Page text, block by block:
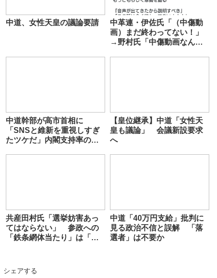
中道、女性天皇の議論要請
中革連・伊佐氏「（中傷動
画）まだ終わってない！」
→野村氏「中傷動画なんて
中道幹部が高市首相に
「SNSと維新を重視しすぎ
たツケだ」内閣支持率の大
【皇位継承】中道「女性天
皇も議論」 会議新設要求
へ
共産田村氏「選挙妨害あっ
てはならない」 参政への
「鉄条網体当たり」は「言
中道「40万円支給」批判に
見る政治不信と誤解 「落
選者」は不要か
シェアする